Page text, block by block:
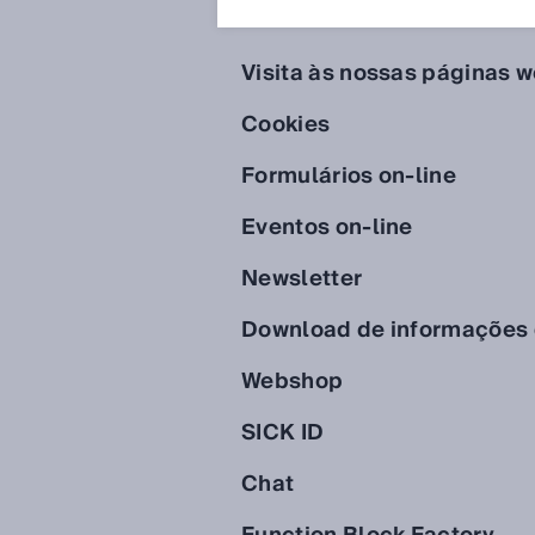
Visita às nossas páginas
Cookies
Formulários on-line
Eventos on-line
Newsletter
Download de
Webshop
SICK ID
Chat